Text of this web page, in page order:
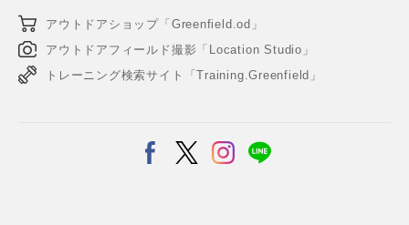
アウトドアショップ「Greenfield.od」
アウトドアフィールド撮影「Location Studio」
トレーニング検索サイト「Training.Greenfield」